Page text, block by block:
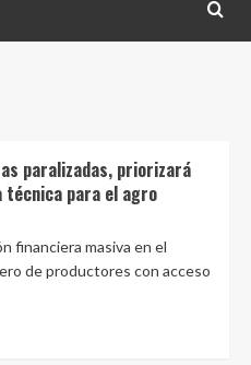
paralizadas, priorizará
para el agro
financiera masiva en el
de productores con acceso